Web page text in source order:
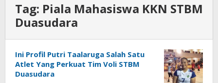
Tag: Piala Mahasiswa KKN STBM
Duasudara
Ini Profil Putri Taalaruga Salah Satu
Atlet Yang Perkuat Tim Voli STBM
Duasudara